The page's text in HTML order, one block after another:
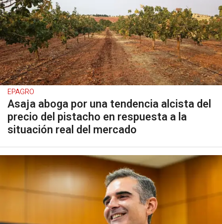
EPAGRO
Asaja aboga por una tendencia alcista del
precio del pistacho en respuesta a la
situación real del mercado